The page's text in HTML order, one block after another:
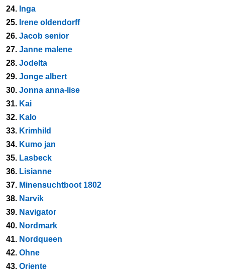
24. Inga
25. Irene oldendorff
26. Jacob senior
27. Janne malene
28. Jodelta
29. Jonge albert
30. Jonna anna-lise
31. Kai
32. Kalo
33. Krimhild
34. Kumo jan
35. Lasbeck
36. Lisianne
37. Minensuchtboot 1802
38. Narvik
39. Navigator
40. Nordmark
41. Nordqueen
42. Ohne
43. Oriente